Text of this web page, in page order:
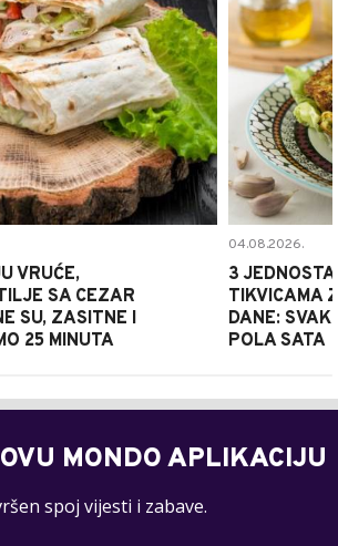
VRUĆE,
SA CEZAR
SU, ZASITNE I
25 MINUTA
04.08.2026.
3
TIKVICAMA
DANE:
POLA SATA
MONDO APLIKACIJU
spoj vijesti i zabave.